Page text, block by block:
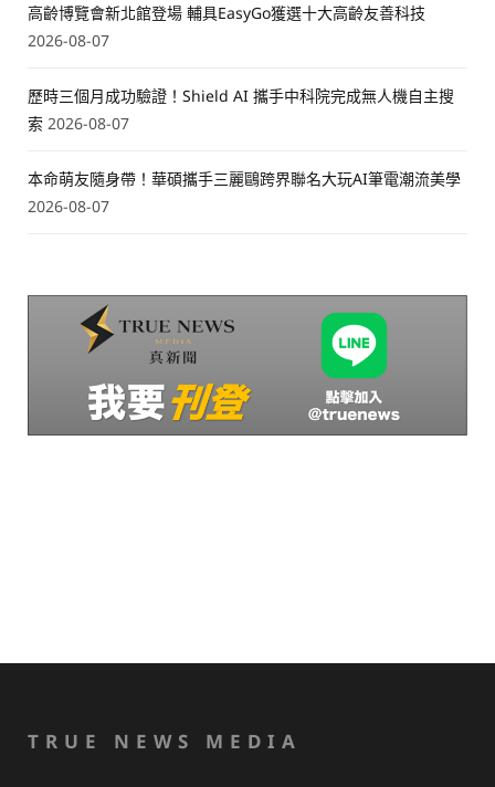
高齡博覽會新北館登場 輔具EasyGo獲選十大高齡友善科技
2026-08-07
歷時三個月成功驗證！Shield AI 攜手中科院完成無人機自主搜
索 2026-08-07
本命萌友隨身帶！華碩攜手三麗鷗跨界聯名大玩AI筆電潮流美學
2026-08-07
TRUE NEWS MEDIA